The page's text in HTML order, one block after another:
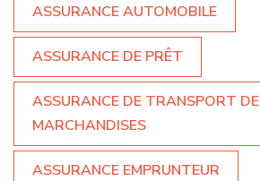
ASSURANCE AUTOMOBILE
ASSURANCE DE PRÊT
ASSURANCE DE TRANSPORT DE
MARCHANDISES
ASSURANCE EMPRUNTEUR